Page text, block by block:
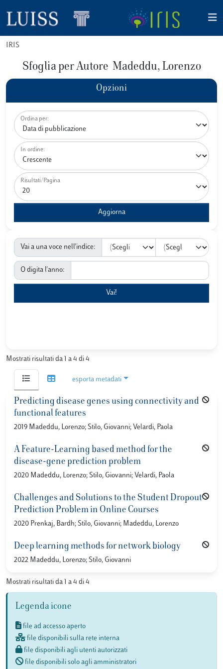
IRIS
Sfoglia per Autore Madeddu, Lorenzo
Opzioni
Ordina per:
In ordine:
Risultati/Pagina
Vai a una voce nell'indice:
O digita l'anno:
Mostrati risultati da 1 a 4 di 4
esporta metadati
Predicting disease genes using connectivity and
functional features
2019 Madeddu, Lorenzo; Stilo, Giovanni; Velardi, Paola
A Feature-Learning based method for the
disease-gene prediction problem
2020 Madeddu, Lorenzo; Stilo, Giovanni; Velardi, Paola
Challenges and Solutions to the Student Dropout
Prediction Problem in Online Courses
2020 Prenkaj, Bardh; Stilo, Giovanni; Madeddu, Lorenzo
Deep learning methods for network biology
2022 Madeddu, Lorenzo; Stilo, Giovanni
Mostrati risultati da 1 a 4 di 4
Legenda icone
file ad accesso aperto
file disponibili sulla rete interna
file disponibili agli utenti autorizzati
file disponibili solo agli amministratori